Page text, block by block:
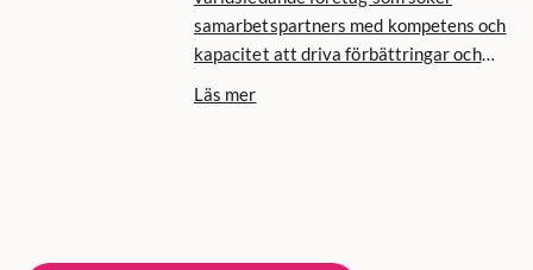
samarbetspartners med kompetens och
kapacitet att driva förbättringar och
Läs mer